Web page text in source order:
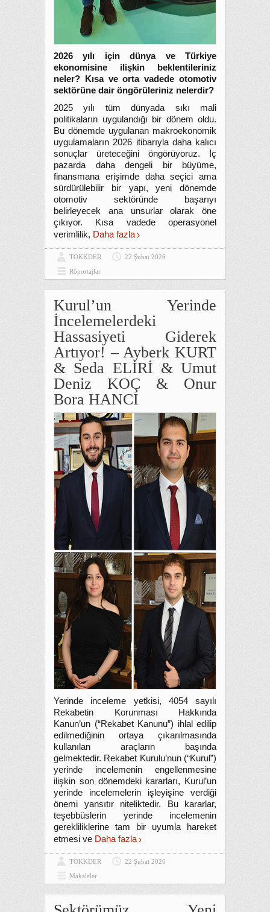
2026 yılı için dünya ve Türkiye
ekonomisine ilişkin beklentileriniz
neler? Kısa ve orta vadede otomotiv
sektörüne dair öngörüleriniz nelerdir?
2025 yılı tüm dünyada sıkı mali
politikaların uygulandığı bir dönem oldu.
Bu dönemde uygulanan makroekonomik
uygulamaların 2026 itibarıyla daha kalıcı
sonuçlar üreteceğini öngörüyoruz. İç
pazarda daha dengeli bir büyüme,
finansmana erişimde daha seçici ama
sürdürülebilir bir yapı, yeni dönemde
otomotiv sektöründe başarıyı
belirleyecek ana unsurlar olarak öne
çıkıyor. Kısa vadede operasyonel
verimlilik, Daha fazla
TOKKDER
22 Şubat 2026
Röportajlar
Kurul’un Yerinde
İncelemelerdeki
Hassasiyeti Giderek
Artıyor! – Ayberk KURT
& Seda ELİRİ & Umut
Deniz KOÇ & Onur
Bora HANCI
Yerinde inceleme yetkisi, 4054 sayılı
Rekabetin Korunması Hakkında
Kanun’un (“Rekabet Kanunu”) ihlal edilip
edilmediğinin ortaya çıkarılmasında
kullanılan araçların başında
gelmektedir. Rekabet Kurulu’nun (“Kurul”)
yerinde incelemenin engellenmesine
ilişkin son dönemdeki kararları, Kurul’un
yerinde incelemelerin işleyişine verdiği
önemi yansıtır niteliktedir. Bu kararlar,
teşebbüslerin yerinde incelemenin
gerekliliklerine tam bir uyumla hareket
etmesi ve Daha fazla
TOKKDER
22 Şubat 2026
Makaleler